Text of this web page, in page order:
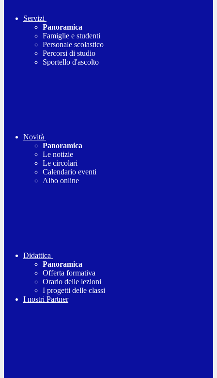
Servizi
Panoramica
Famiglie e studenti
Personale scolastico
Percorsi di studio
Sportello d'ascolto
Novità
Panoramica
Le notizie
Le circolari
Calendario eventi
Albo online
Didattica
Panoramica
Offerta formativa
Orario delle lezioni
I progetti delle classi
I nostri Partner